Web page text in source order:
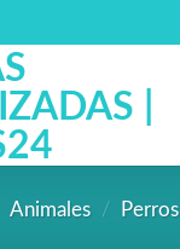
Animales / Perros